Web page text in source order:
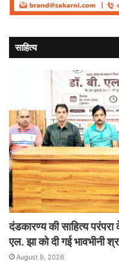
साहित्य
दंडकारण्य की साहित्य
एल. झा को दी गई भावभीनी
August 9, 2026